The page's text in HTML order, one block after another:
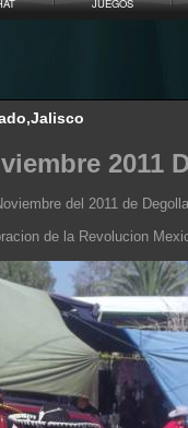
JUEGOS
2011
del 2011 de
de la Revolucion